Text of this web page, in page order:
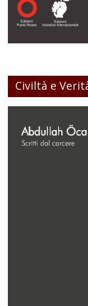
Civiltà e